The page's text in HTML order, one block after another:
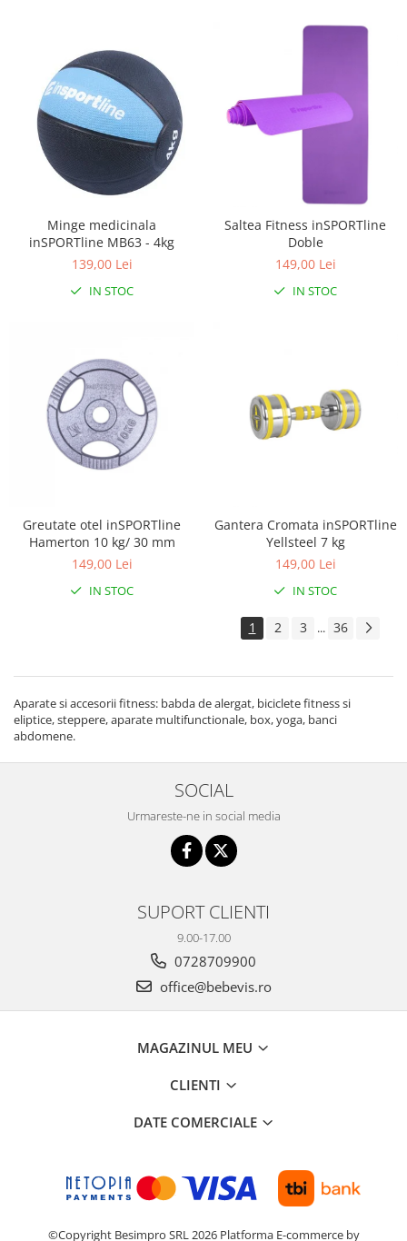
Minge medicinala
inSPORTline MB63 - 4kg
139,00 Lei
IN STOC
Saltea Fitness inSPORTline
Doble
149,00 Lei
IN STOC
Greutate otel inSPORTline
Hamerton 10 kg/ 30 mm
149,00 Lei
IN STOC
Gantera Cromata inSPORTline
Yellsteel 7 kg
149,00 Lei
IN STOC
1 2 3 ... 36
Aparate si accesorii fitness: babda de alergat, biciclete fitness si
eliptice, steppere, aparate multifunctionale, box, yoga, banci
abdomene.
SOCIAL
Urmareste-ne in social media
SUPORT CLIENTI
9.00-17.00
0728709900
office@bebevis.ro
MAGAZINUL MEU
CLIENTI
DATE COMERCIALE
©Copyright Besimpro SRL 2026 Platforma E-commerce by